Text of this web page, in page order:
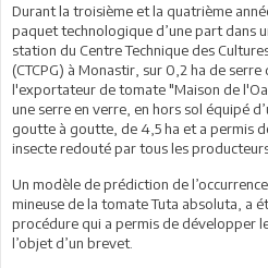
Durant la troisième et la quatrième
paquet technologique d’une part dans
station du Centre Technique des
(CTCPG) à Monastir, sur 0,2 ha de
l'exportateur de tomate "Maison de
une serre en verre, en hors sol équipé
goutte à goutte, de 4,5 ha et a permis
insecte redouté par tous les
Un modèle de prédiction de
mineuse de la tomate Tuta absoluta, a
procédure qui a permis de développer
l’objet d’un brevet.